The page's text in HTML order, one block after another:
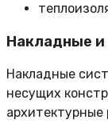
Накладные
Накладные
несущих